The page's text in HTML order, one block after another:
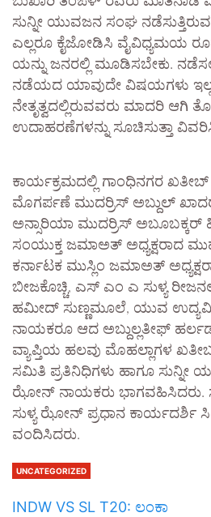
ಸುನ್ನೀ ಯುವಜನ ಸಂಘ
ಎಲ್ಲರೂ ಕೈಜೋಡಿಸಿ ವೈವಿಧ್ಯಮಯ
ಯನ್ನು ಜನರಲ್ಲಿ ಮೂಡಿಸಬೇಕು.
ನಡೆಯದ ಯಾವುದೇ ವಿಷಯಗಳು
ನೇತೃತ್ವದಲ್ಲಿರುವವರು ಮಾದರಿ ಆಗಿ
ಉದಾಹರಣೆಗಳನ್ನು ಸೂಚಿಸುತ್ತಾ
ಕಾರ್ಯಕ್ರಮದಲ್ಲಿ ಗಾಂಧಿನಗರ
ಮೊಗರ್ಪಣೆ ಮುದರ್ರಿಸ್ ಅಬ್ದುಲ್
ಅನ್ಸಾರಿಯಾ ಮುದರ್ರಿಸ್ ಅಬೂಬಕ್ಕರ್
ಸಂಯುಕ್ತ ಜಮಾಅತ್ ಅಧ್ಯಕ್ಷರಾದ
ಕರ್ನಾಟಕ ಮುಸ್ಲಿಂ ಜಮಾಅತ್
ಬೀಜಕೊಚ್ಚಿ, ಎಸ್ ಎಂ ಎ ಸುಳ್ಯ
ಹಮೀದ್ ಸುಣ್ಣಮೂಲೆ, ಯುವ
ನಾಯಕರೂ ಆದ ಅಬ್ದುಲ್ಲತೀಫ್
ವ್ಯಾಪ್ತಿಯ ಹಲವು ಮೊಹಲ್ಲಾಗಳ
ಸಮಿತಿ ಪ್ರತಿನಿಧಿಗಳು ಹಾಗೂ ಸುನ್ನೀ
ಝೋನ್ ನಾಯಕರು ಭಾಗವಹಿಸಿದರು.
ಸುಳ್ಯ ಝೋನ್ ಪ್ರಧಾನ ಕಾರ್ಯದರ್ಶಿ
ವಂದಿಸಿದರು.
UNCATEGORIZED
INDW VS SL T20: ಲಂಕಾ